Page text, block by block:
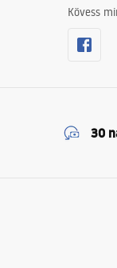
Kövess
30